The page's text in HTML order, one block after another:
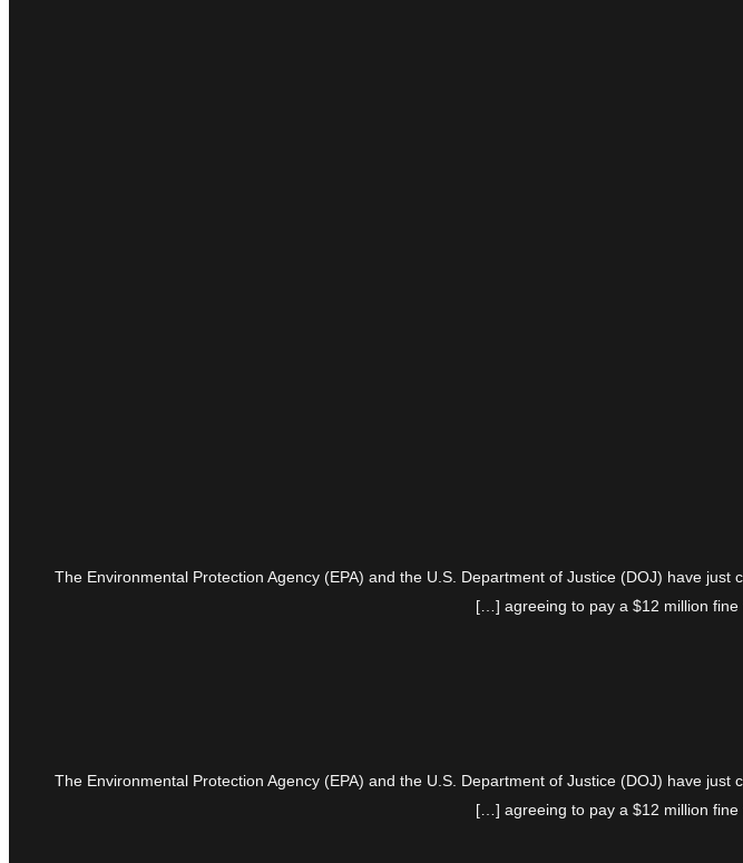
The Environmental Protection Agency (EPA) and the U.S. Department of Justice (DOJ) have
agreeing to pay a $12 million fine
The Environmental Protection Agency (EPA) and the U.S. Department of Justice (DOJ) have
agreeing to pay a $12 million fine